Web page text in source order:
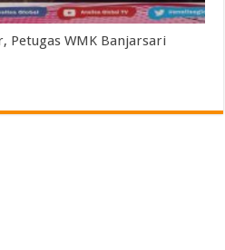
Petugas WMK Banjarsari